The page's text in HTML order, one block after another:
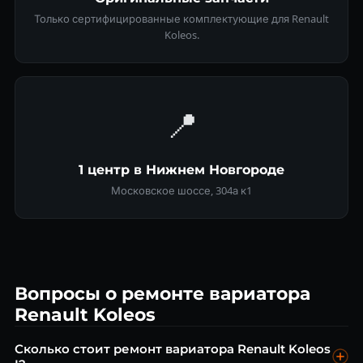
Только сертифицированные комплектующие для Renault
Koleos.
📍
1 центр в Нижнем Новгороде
Московское шоссе, 304а к1
Вопросы о ремонте вариатора
Renault Koleos
Сколько стоит ремонт вариатора Renault Koleos